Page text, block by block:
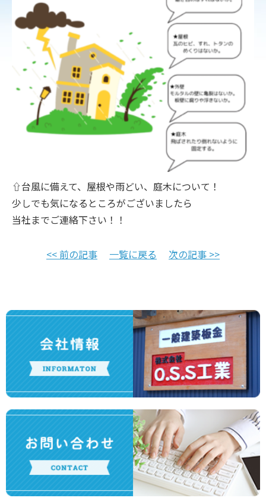
⇧台風に備えて、屋根や雨どい、庭木について！
少しでも気になるところがございましたら
当社までご連絡下さい！！
<< 前の記事 一覧に戻る 次の記事 >>